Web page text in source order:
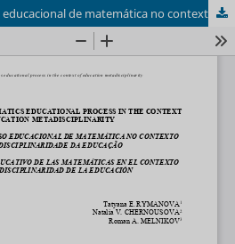
Desenhando o processo educacional de matemática no contexto da metadisciplinaridade da educação